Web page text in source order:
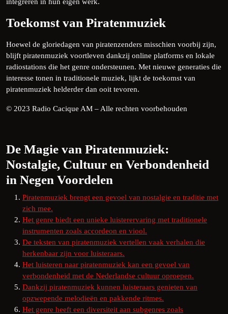
Toekomst van Piratenmuziek
Hoewel de gloriedagen van piratenzenders misschien voorbij zijn,
blijft piratenmuziek voortleven dankzij online platforms en lokale
radiostations die het genre ondersteunen. Met nieuwe generaties die
interesse tonen in traditionele muziek, lijkt de toekomst van
piratenmuziek helderder dan ooit tevoren.
© 2023 Radio Cacique AM – Alle rechten voorbehouden
De Magie van Piratenmuziek:
Nostalgie, Cultuur en Verbondenheid
in Negen Voordelen
Piratenmuziek brengt een gevoel van nostalgie en traditie met
zich mee.
Het genre biedt een unieke luisterervaring met traditionele
instrumenten zoals accordeon en viool.
De teksten van piratenmuziek vertellen vaak verhalen die
herkenbaar zijn voor luisteraars.
Het luisteren naar piratenmuziek kan een gevoel van
verbondenheid met de Nederlandse cultuur oproepen.
Dankzij piratenmuziek kunnen luisteraars genieten van
opzwepende melodieën en pakkende ritmes.
Het genre heeft een diversiteit aan subgenres zoals